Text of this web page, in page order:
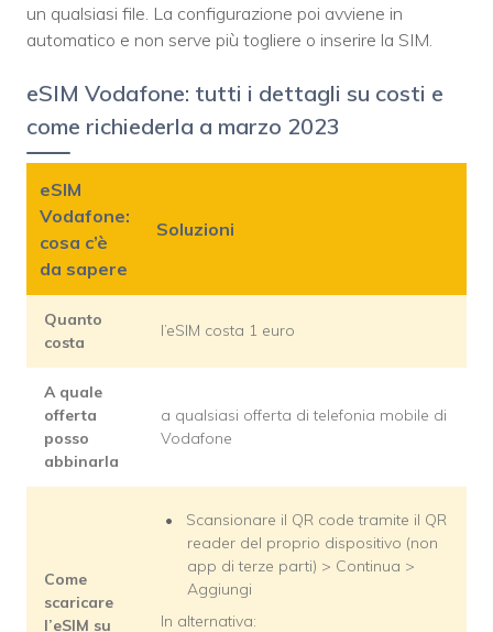
un qualsiasi file. La configurazione poi avviene in
automatico e non serve più togliere o inserire la SIM.
eSIM Vodafone: tutti i dettagli su costi e
come richiederla a marzo 2023
eSIM
Vodafone:
cosa c’è
da sapere
Soluzioni
Quanto
costa
l’eSIM costa 1 euro
A quale
offerta
posso
abbinarla
a qualsiasi offerta di telefonia mobile di
Vodafone
Come
scaricare
l’eSIM su
Scansionare il QR code tramite il QR
reader del proprio dispositivo (non
app di terze parti) > Continua >
Aggiungi
In alternativa: